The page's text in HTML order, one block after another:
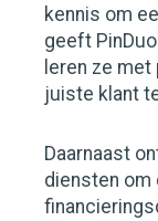
kennis om
geeft
leren ze
juiste klant
Daarnaast
diensten om